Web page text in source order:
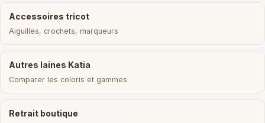
Accessoires tricot
Aiguilles, crochets, marqueurs
Autres laines Katia
Comparer les coloris et gammes
Retrait boutique